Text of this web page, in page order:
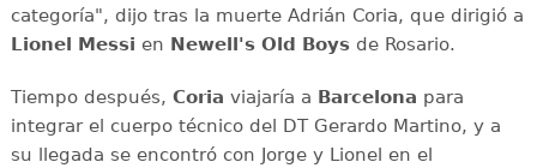
categoría", dijo tras la muerte Adrián Coria, que dirigió a
Lionel Messi en Newell's Old Boysde Rosario.
Tiempo después, Coria viajaría a Barcelona para
integrar el cuerpo técnico del DT Gerardo Martino, y a
su llegada se encontró con Jorge y Lionel en el